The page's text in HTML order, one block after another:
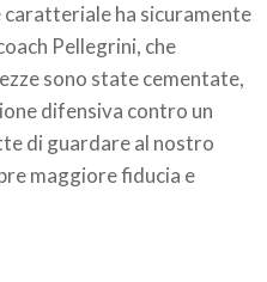
caratteriale ha sicuramente
Pellegrini, che
sono state cementate,
difensiva contro un
di guardare al nostro
maggiore fiducia e